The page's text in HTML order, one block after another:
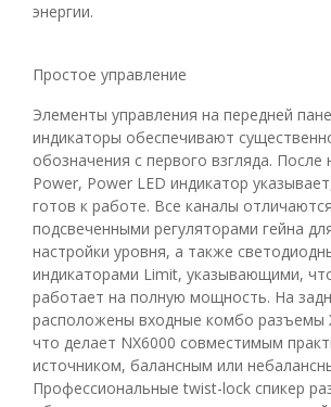
энергии.
Простое управление
Элементы управления на передней
индикаторы обеспечивают
обозначения с первого взгляда. После
Power, Power LED индикатор
готов к работе. Все каналы отличаются
подсвеченными регуляторами гейна
настройки уровня, а также
индикаторами Limit, указывающими,
работает на полную мощность. На
расположены входные комбо разъемы
что делает NX6000 совместимым
источником, балансным или
Профессиональные twist-lock спикер